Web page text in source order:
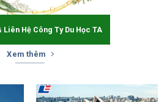
Liên Hệ Công Ty Du Học TA
Xem thêm